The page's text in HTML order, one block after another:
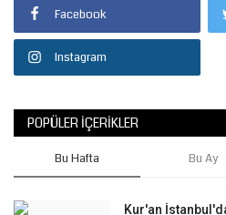
Facebook
Instagram
POPÜLER İÇERIKLER
Bu Hafta Bu Ay
Kur'an